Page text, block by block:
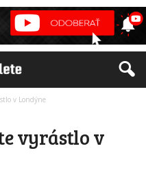
v Londýne
vyrástlo v